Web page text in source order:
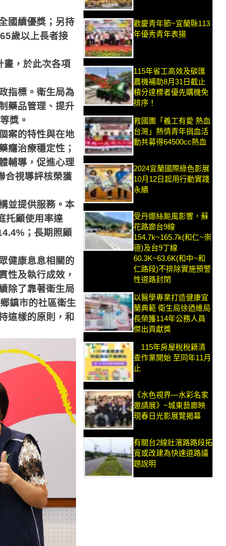
國績優獎；另持
65歲以上長者接
畫，於此次各項
指標。衛生局為
藥品管理、提升
獎。
案的特性與在地
癮治療穩定性；
輔導，促進心理
合視導評核榮獲
並提供服務。本
托顧使用率達
；長期照顧
健康息息相關的
性及執行成效，
除了靠著衛生局
鎮市的社區衛生
這樣的原則，和
歡慶青年節~宜蘭縣113
年優秀青年表揚
115年省工高效及碳匯
農機補助8月31日截止
積分達標者優先購機免
排序！
救國團「義工有愛 熱血
台灣」熱情青年捐血活
動共募得64500cc熱血
2024宜蘭國際綠色影展
10月12日起用行動實踐
永續
受丹娜絲颱風影響，蘇
花路廊台9線
154.7k~165.7k(和仁~崇
德)及台9丁線
60.3K~63.6K(和中~和
仁路段)不排除實施預警
性道路封閉
以醫學專業打造健康宜
蘭典範 衛生局徐迺維局
長榮獲114年公務人員
傑出貢獻獎
115年房屋稅稅籍清
查作業開始 至同年11月
止
《水色視界—水彩名家
邀請展》~城東藝廊映
現春日光影展覽揭幕
有關台2線壯濱路路段拓
寬或改建為快速道路議
題說明